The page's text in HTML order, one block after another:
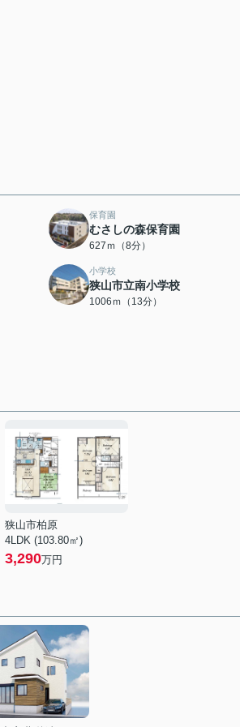
保育園
むさしの森保育園
627ｍ（8分）
小学校
狭山市立南小学校
1006ｍ（13分）
狭山市柏原
4LDK (103.80㎡)
3,290万円